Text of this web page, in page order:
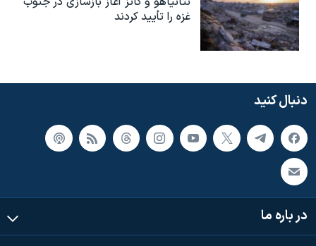
غزه را تأیید کردند
دنبال کنید
در باره ما